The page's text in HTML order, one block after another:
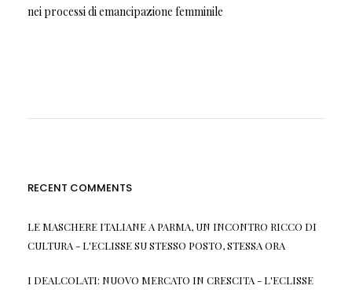
nei processi di emancipazione femminile
RECENT COMMENTS
LE MASCHERE ITALIANE A PARMA, UN INCONTRO RICCO DI
CULTURA - L'ECLISSESUSTESSO POSTO, STESSA ORA
I DEALCOLATI: NUOVO MERCATO IN CRESCITA - L'ECLISSE